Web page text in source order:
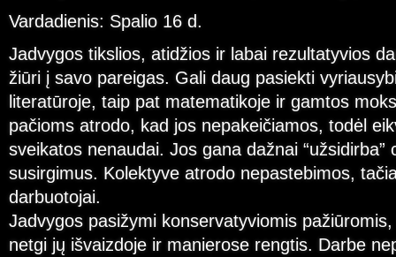
Vardadienis: Spalio 16 d.
Jadvygos tikslios, atidžios ir labai rezultatyvios
žiūri į savo pareigas. Gali daug pasiekti
literatūroje, taip pat matematikoje ir gamtos
pačioms atrodo, kad jos nepakeičiamos, todėl
sveikatos nenaudai. Jos gana dažnai “užsidirba”
susirgimus. Kolektyve atrodo nepastebimos,
darbuotojai.
Jadvygos pasižymi konservatyviomis
netgi jų išvaizdoje ir manierose rengtis. Darbe